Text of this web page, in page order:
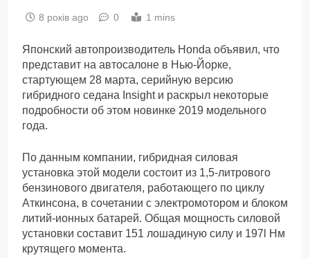
8 років ago 0 1 mins
Японский автопроизводитель Honda объявил, что
представит на автосалоне в Нью-Йорке,
стартующем 28 марта, серийную версию
гибридного седана Insight и раскрыл некоторые
подробности об этом новинке 2019 модельного
года.
По данным компании, гибридная силовая
установка этой модели состоит из 1,5-литрового
бензинового двигателя, работающего по циклу
Аткинсона, в сочетании с электромотором и блоком
литий-ионных батарей. Общая мощность силовой
установки составит 151 лошадиную силу и 197l Нм
крутящего момента.